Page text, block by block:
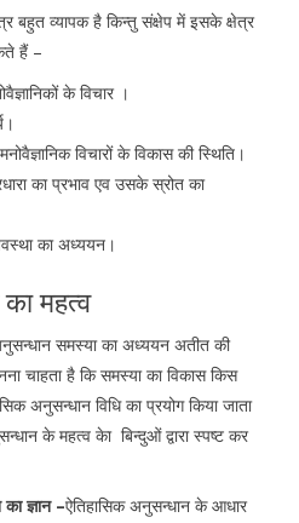
बहुत व्यापक है किन्तु संक्षेप में इसके क्षेत्र
हैं –
के विचार ।
विचारों के विकास की स्थिति।
का प्रभाव एव उसके स्रोत का
का अध्ययन।
महत्व
समस्या का अध्ययन अतीत की
चाहता है कि समस्या का विकास किस
अनुसन्धान विधि का प्रयोग किया जाता
के महत्व केा बिन्दुओं द्वारा स्पष्ट कर
ज्ञान –ऐतिहासिक अनुसन्धान के आधार